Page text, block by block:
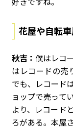
花屋や自転
秋吉： 僕はレコ
はレコードの売
でも、レコード
ョップで売って
より、レコード
ろがある。本屋